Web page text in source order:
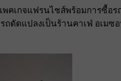
คเกจแฟรนไชส์พร้อมการซื้อ
ถดัดแปลงเป็นร้านคาเฟ่ อเมซ